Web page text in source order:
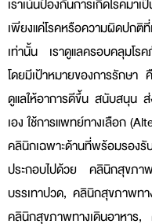
เพียงแค่โรคหรือความผิดปกติ
เท่านั้น เราดูแลครอบคลุมโร
โดยมีเป้าหมายของการรักษา
ดูแลให้อาการดีขึ้น สนับสนุน ส่
เอง ใช้การแพทย์ทางเลือก
คลินิกเฉพาะด้านที่พร้อมรอง
ประกอบไปด้วย คลินิกสุขภ
บรรเทาปวด, คลินิกสุขภาพท
คลินิกสุขภาพทางเดินอาหา